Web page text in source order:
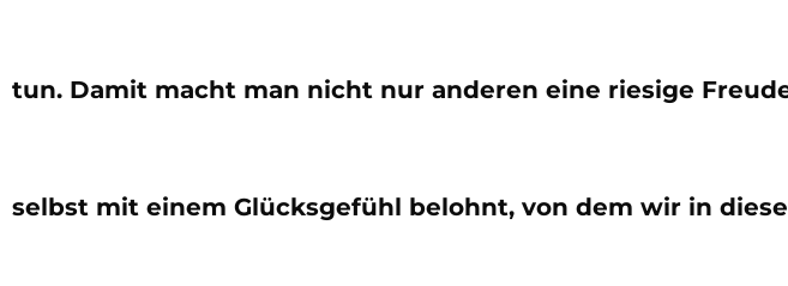
tun. Damit macht man nicht nur anderen eine riesige
selbst mit einem Glücksgefühl belohnt, von dem wir in